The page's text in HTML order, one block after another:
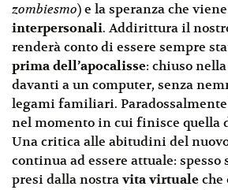
zombiesmo) e la speranza che
interpersonali. Addirittura il
renderà conto di essere sempre
prima dell’apocalisse: chiuso
davanti a un computer, senza
legami familiari.
nel momento in cui finisce quella
Una critica alle abitudini del
continua ad essere attuale:
presi dalla nostra vita virtuale